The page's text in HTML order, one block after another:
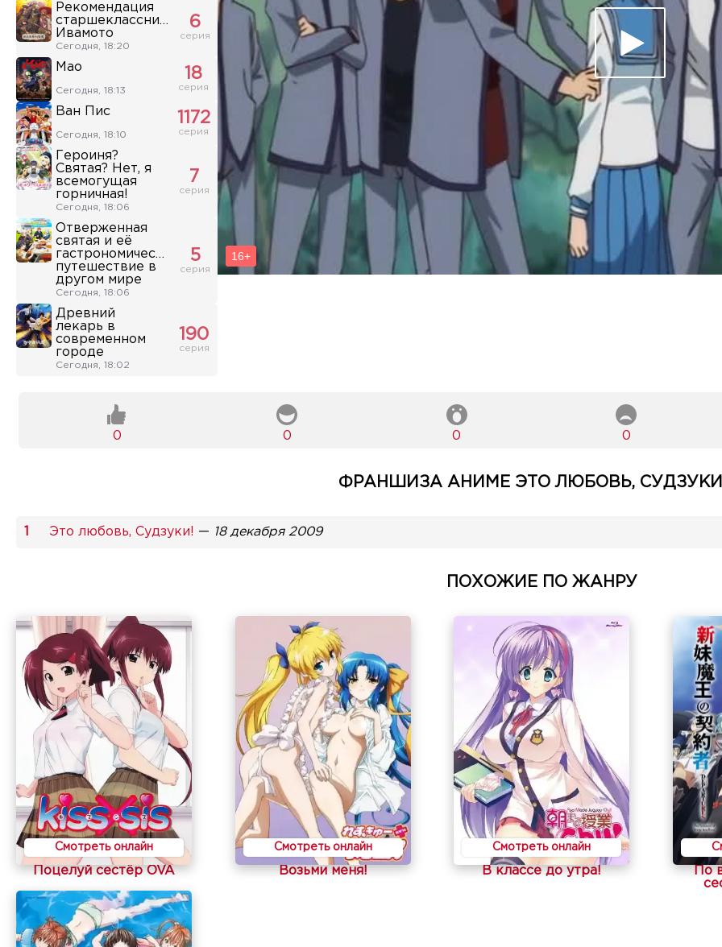
Рекомендация
старшеклассника
Ивамото
Сегодня, 18:20
6
серия
Мао
Сегодня, 18:13
18
серия
Ван Пис
Сегодня, 18:10
1172
серия
Героиня?
Святая? Нет, я
всемогущая
горничная!
Сегодня, 18:06
7
серия
Отверженная
святая и её
гастрономическое
путешествие в
другом мире
Сегодня, 18:06
5
серия
Древний
лекарь в
современном
городе
Сегодня, 18:02
190
серия
0 0 0 0
ФРАНШИЗА АНИМЕ ЭТО ЛЮБОВЬ, СУДЗУКИ!
Это любовь, Судзуки! — 18 декабря 2009
ПОХОЖИЕ ПО ЖАНРУ
Смотреть онлайн
Поцелуй сестёр OVA
Смотреть онлайн
Возьми меня!
Смотреть онлайн
В классе до утра!
По